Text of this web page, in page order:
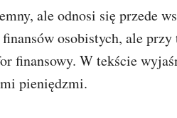
ale odnosi się przede
osobistych, ale
finansowy. W tekście
pieniędzmi.